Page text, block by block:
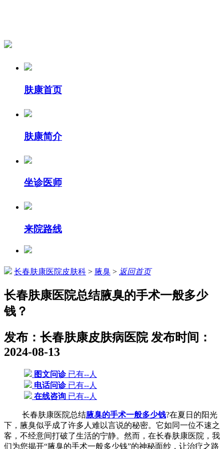
肤康首页
肤康简介
坐诊医师
来院路线
长春肤康医院皮肤科 > 腋臭 > 返回首页
长春肤康医院总结腋臭的手术一般多少
钱？
发布：长春肤康皮肤病医院发布时间：
2024-08-13
图文问诊已有--人
电话问诊已有--人
在线咨询 已有--人
长春肤康医院总结腋臭的手术一般多少钱?在夏日的阳光
下，腋臭似乎成了许多人难以言说的秘密。它如同一位不速之
客，不经意间打破了生活的宁静。然而，在长春肤康医院，我
们为您揭开“腋臭的手术一般多少钱”的神秘面纱，让治疗之路